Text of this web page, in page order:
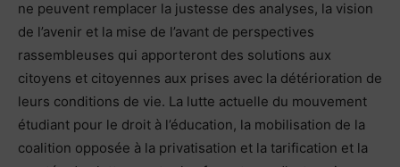
ne peuvent remplacer la justesse des analyses, la vision
de l’avenir et la mise de l’avant de perspectives
rassembleuses qui apporteront des solutions aux
citoyens et citoyennes aux prises avec la détérioration de
leurs conditions de vie. La lutte actuelle du mouvement
étudiant pour le droit à l’éducation, la mobilisation de la
coalition opposée à la privatisation et la tarification et la